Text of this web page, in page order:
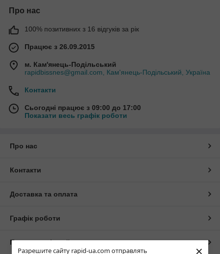
Разрешите сайту rapid-ua.com отправлять
Про нас
100% позитивних з 16 відгуків за рік
Працює з 26.09.2015
м. Кам'янець-Подільський
rapidbissnes@gmail.com, Кам'янець-Подільський, Україна
Контакти
Сьогодні працює з 09:00 до 17:00
Показати весь графік роботи
Про нас
Контакти
Доставка та оплата
Графік роботи
Повна версія сайту